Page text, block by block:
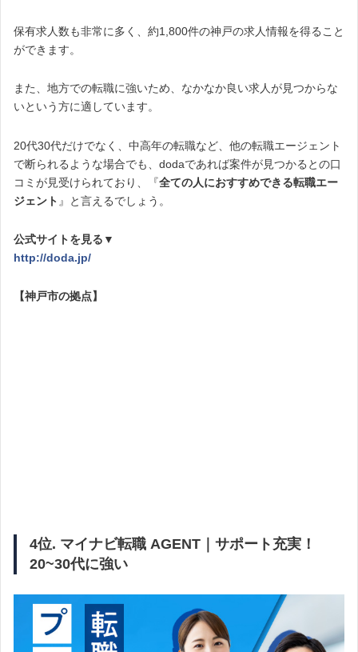
保有求人数も非常に多く、約1,800件の神戸の求人情報を得ること
ができます。
また、地方での転職に強いため、なかなか良い求人が見つからな
いという方に適しています。
20代30代だけでなく、中高年の転職など、他の転職エージェント
で断られるような場合でも、dodaであれば案件が見つかるとの口
コミが見受けられており、『全ての人におすすめできる転職エー
ジェント 』と言えるでしょう。
公式サイトを見る▼
http://doda.jp/
【神戸市の拠点】
4位. マイナビ転職 AGENT｜サポート充実！
20~30代に強い